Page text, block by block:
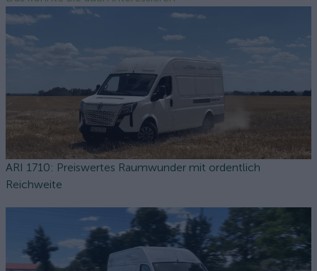
ARI 1710: Preiswertes Raumwunder mit ordentlich
Reichweite